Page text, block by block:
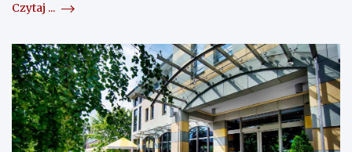
Czytaj ...